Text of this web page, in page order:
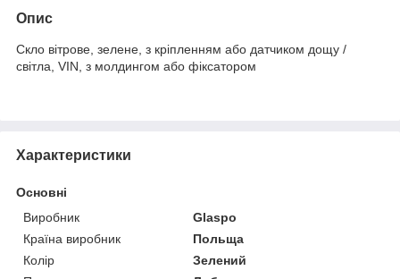
Опис
Скло вітрове, зелене, з кріпленням або датчиком дощу /
світла, VIN, з молдингом або фіксатором
Характеристики
Основні
Виробник
Glaspo
Країна виробник
Польща
Колір
Зелений